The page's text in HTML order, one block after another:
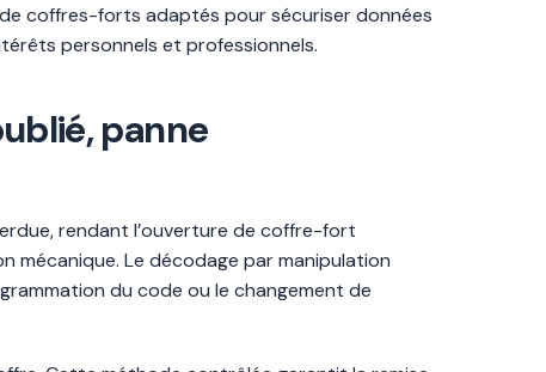
coffres-forts adaptés pour sécuriser données
personnels et professionnels.
panne
rendant l’ouverture de coffre-fort
mécanique. Le décodage par manipulation
du code ou le changement de